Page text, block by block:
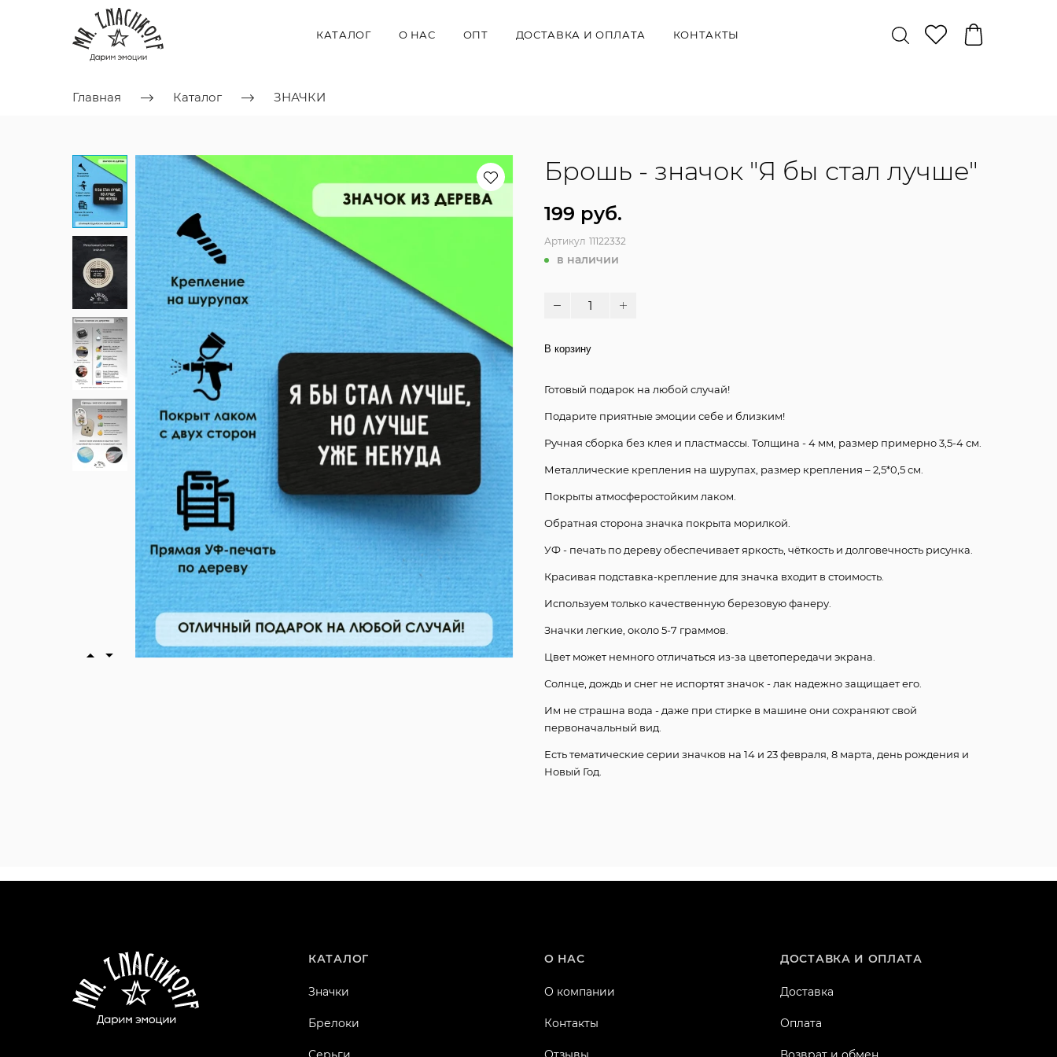
КАТАЛОГ О НАС ОПТ ДОСТАВКА И ОПЛАТА КОНТАКТЫ
Главная Каталог ЗНАЧКИ
Брошь - значок "Я бы стал лучше"
199 руб.
Артикул 11122332
в наличии
В корзину
Готовый подарок на любой случай!
Подарите приятные эмоции себе и близким!
Ручная сборка без клея и пластмассы. Толщина - 4 мм, размер примерно 3,5-4 см.
Металлические крепления на шурупах, размер крепления – 2,5*0,5 см.
Покрыты атмосферостойким лаком.
Обратная сторона значка покрыта морилкой.
УФ - печать по дереву обеспечивает яркость, чёткость и долговечность рисунка.
Красивая подставка-крепление для значка входит в стоимость.
Используем только качественную березовую фанеру.
Значки легкие, около 5-7 граммов.
Цвет может немного отличаться из-за цветопередачи экрана.
Солнце, дождь и снег не испортят значок - лак надежно защищает его.
Им не страшна вода - даже при стирке в машине они сохраняют свой
первоначальный вид.
Есть тематические серии значков на 14 и 23 февраля, 8 марта, день рождения и
Новый Год.
КАТАЛОГ
Значки
Брелоки
О НАС
О компании
Контакты
ДОСТАВКА И ОПЛАТА
Доставка
Оплата